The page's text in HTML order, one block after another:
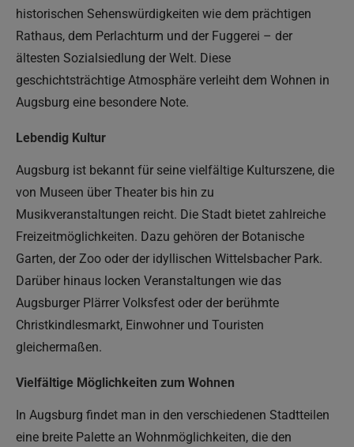
historischen Sehenswürdigkeiten wie dem prächtigen
Rathaus, dem Perlachturm und der Fuggerei – der
ältesten Sozialsiedlung der Welt. Diese
geschichtsträchtige Atmosphäre verleiht dem Wohnen in
Augsburg eine besondere Note.
Lebendig Kultur
Augsburg ist bekannt für seine vielfältige Kulturszene, die
von Museen über Theater bis hin zu
Musikveranstaltungen reicht. Die Stadt bietet zahlreiche
Freizeitmöglichkeiten. Dazu gehören der Botanische
Garten, der Zoo oder der idyllischen Wittelsbacher Park.
Darüber hinaus locken Veranstaltungen wie das
Augsburger Plärrer Volksfest oder der berühmte
Christkindlesmarkt, Einwohner und Touristen
gleichermaßen.
Vielfältige Möglichkeiten zum Wohnen
In Augsburg findet man in den verschiedenen Stadtteilen
eine breite Palette an Wohnmöglichkeiten, die den